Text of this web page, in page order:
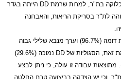
DD הייתה בגדר
לת"ר בסריקת הריאות, והאבחנה
וסריקת ריאות הן בעלות רגישות דומה (96.7%) וערך מנבא שלילי גבוה
DD
נמוכה (29.6%)
לסריקת הריאות (81.5%). מתוצאות עבודה זו עולה, כי ניתן לבצע
וכי יש הצדקה בביצועה טרם החלטה